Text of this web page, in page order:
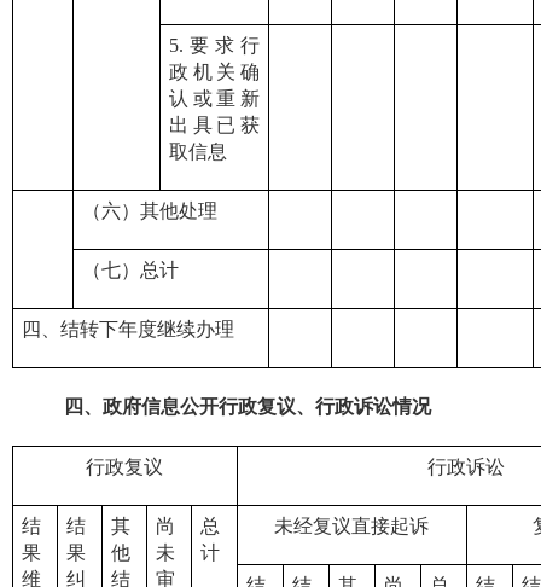
5. 要求行
政机关确
认或重新
出具已获
取信息
（六）其他处理
（七）总计
四、结转下年度继续办理
四、 政府信息公开行政复议、行政诉讼情况
行政复议 行政诉讼
结
果
维
结
果
纠
其
他
结
尚
未
审
总
计
未经复议直接起诉